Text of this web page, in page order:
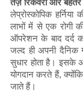
तेज़ रिकवरी और बेहतर
लेप्रोस्कोपिक
लाभों में से एक रोगी
ऑपरेशन के बाद दर्द
जल्द ही अपनी दैनिक
सुधार होता है। इसके
योगदान करते हैं,
जाते हैं।